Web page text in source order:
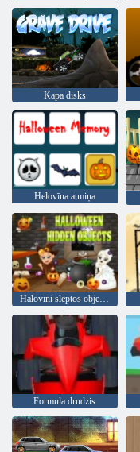
Kapa disks
Helovīna atmiņa
Halovīni slēptos objektus
Formula drudzis